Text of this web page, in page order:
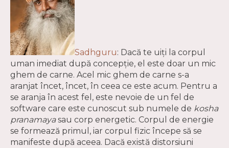
Sadhguru: Dacă te uiți la corpul
uman imediat după concepție, el este doar un mic
ghem de carne. Acel mic ghem de carne s-a
aranjat încet, încet, în ceea ce este acum. Pentru a
se aranja în acest fel, este nevoie de un fel de
software care este cunoscut sub numele de kosha
pranamayasau corp energetic. Corpul de energie
se formează primul, iar corpul fizic începe să se
manifeste după aceea. Dacă există distorsiuni